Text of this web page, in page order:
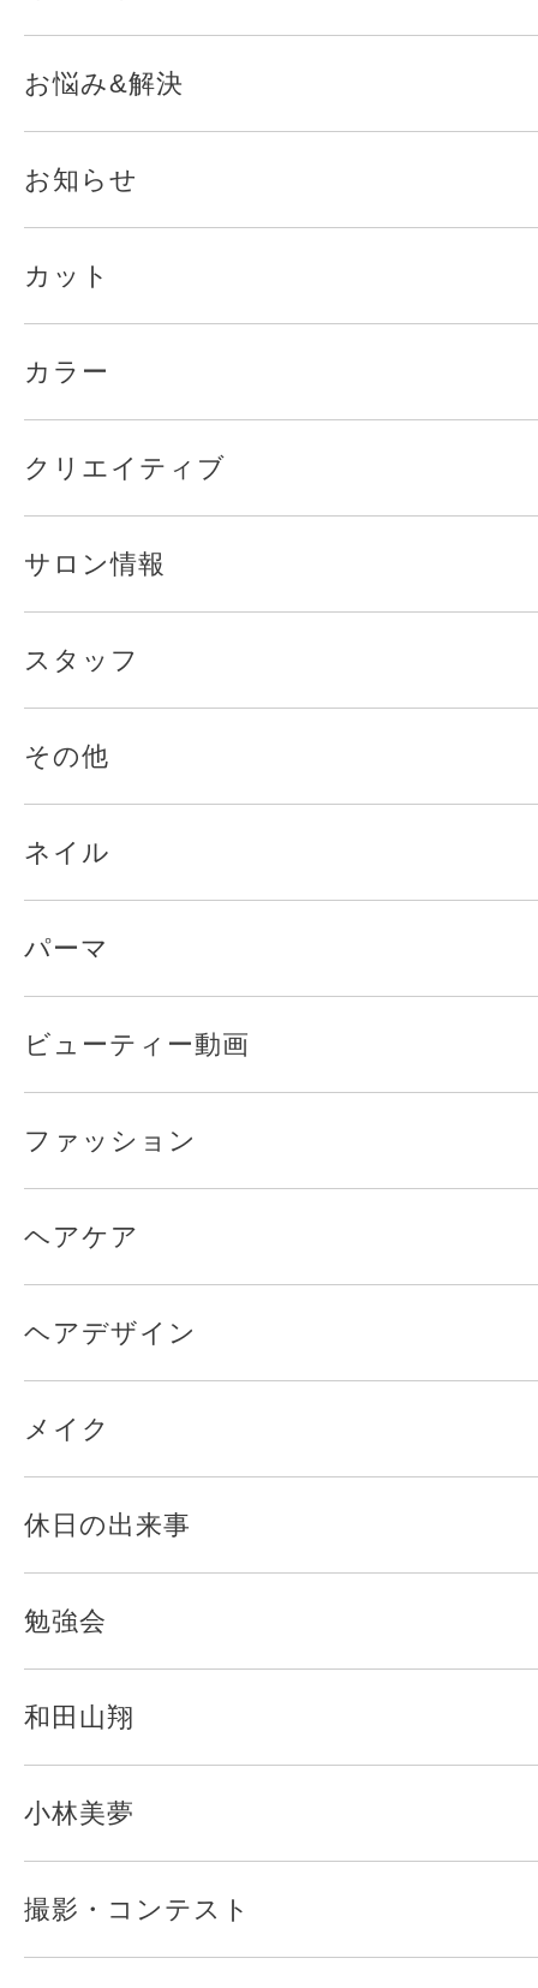
お悩み&解決
お知らせ
カット
カラー
クリエイティブ
サロン情報
スタッフ
その他
ネイル
パーマ
ビューティー動画
ファッション
ヘアケア
ヘアデザイン
メイク
休日の出来事
勉強会
和田山翔
小林美夢
撮影・コンテスト